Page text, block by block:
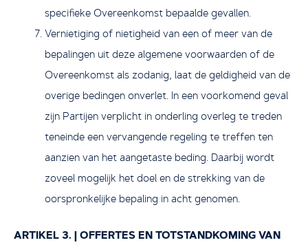
specifieke Overeenkomst bepaalde gevallen.
Vernietiging of nietigheid van een of meer van de
bepalingen uit deze algemene voorwaarden of de
Overeenkomst als zodanig, laat de geldigheid van de
overige bedingen onverlet. In een voorkomend geval
zijn Partijen verplicht in onderling overleg te treden
teneinde een vervangende regeling te treffen ten
aanzien van het aangetaste beding. Daarbij wordt
zoveel mogelijk het doel en de strekking van de
oorspronkelijke bepaling in acht genomen.
ARTIKEL 3. | OFFERTES EN TOTSTANDKOMING VAN